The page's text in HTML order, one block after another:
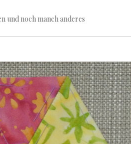
und noch manch anderes